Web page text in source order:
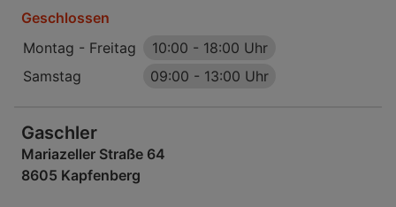
Geschlossen
Montag - Freitag
10:00 - 18:00 Uhr
Samstag
09:00 - 13:00 Uhr
Gaschler
Mariazeller Straße 64
8605 Kapfenberg